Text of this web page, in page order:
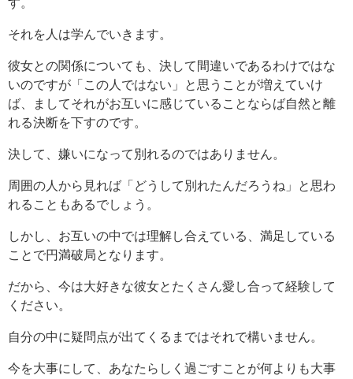
それを人は学んでいきます。
彼女との関係についても、決して間違いであるわけではな
いのですが「この人ではない」と思うことが増えていけ
ば、ましてそれがお互いに感じていることならば自然と離
れる決断を下すのです。
決して、嫌いになって別れるのではありません。
周囲の人から見れば「どうして別れたんだろうね」と思わ
れることもあるでしょう。
しかし、お互いの中では理解し合えている、満足している
ことで円満破局となります。
だから、今は大好きな彼女とたくさん愛し合って経験して
ください。
自分の中に疑問点が出てくるまではそれで構いません。
今を大事にして、あなたらしく過ごすことが何よりも大事